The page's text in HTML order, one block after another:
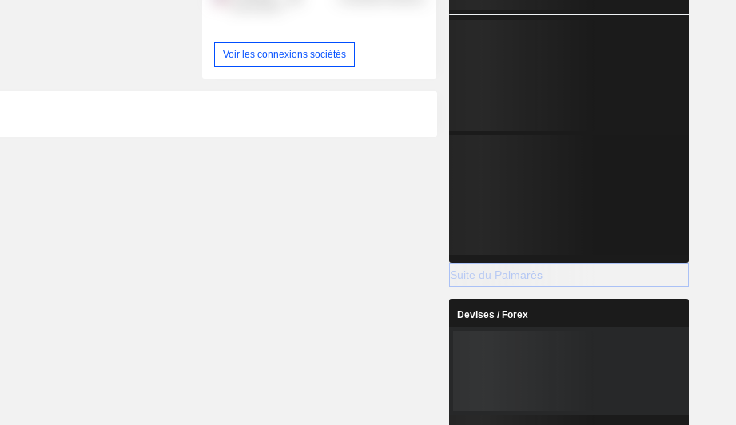
Voir les connexions sociétés
Suite du Palmarès
Devises / Forex